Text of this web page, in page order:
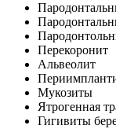
Перекоронит
Альвеолит
Мукозиты
Ятрогенная
Гигивиты